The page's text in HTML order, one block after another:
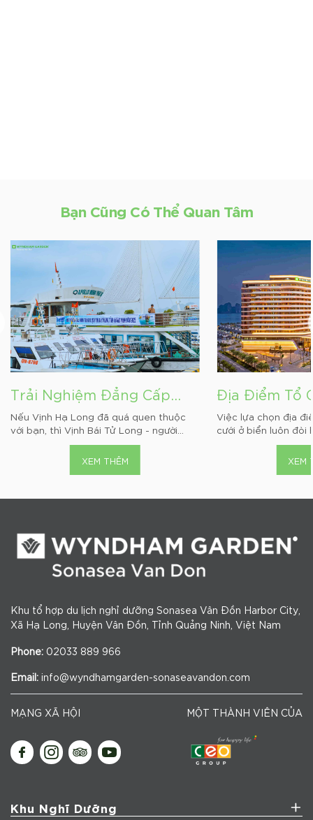
Bạn Cũng Có Thể Quan Tâm
Trải Nghiệm Đẳng Cấp
Cùng Tour Du Thuyền
Vịnh Bái Tử Long 2N1Đ
Nếu Vịnh Hạ Long đã quá quen thuộc
với bạn, thì Vịnh Bái Tử Long - người
“hàng xóm” yên…...
XEM THÊM
Địa Điểm Tổ
Cưới Ở Biển
Cưới Sang
Việc lựa chọn địa
cưới ở biển luôn đòi
XEM
Khu tổ hợp du lịch nghỉ dưỡng Sonasea Vân Đồn Harbor City,
Xã Hạ Long, Huyện Vân Đồn, Tỉnh Quảng Ninh, Việt Nam
Phone: 02033 889 966
Email: info@wyndhamgarden-sonaseavandon.com
MẠNG XÃ HỘI MỘT THÀNH VIÊN CỦA
Khu Nghĩ Dưỡng